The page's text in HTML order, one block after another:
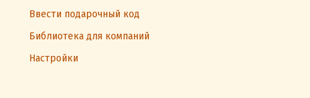
Ввести подарочный код
Библиотека для компаний
Настройки